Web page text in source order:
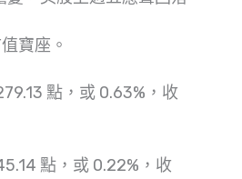
寶座。
點，或 0.63%，收
點，或 0.22%，收